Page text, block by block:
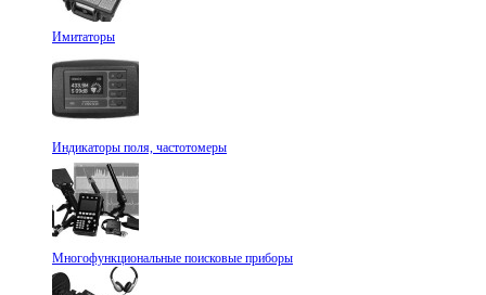
Имитаторы
Индикаторы поля, частотомеры
Многофункциональные поисковые приборы